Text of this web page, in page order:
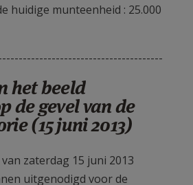
huidige munteenheid : 25.000
het beeld
de gevel van de
(15 juni 2013)
zaterdag 15 juni 2013
uitgenodigd voor de